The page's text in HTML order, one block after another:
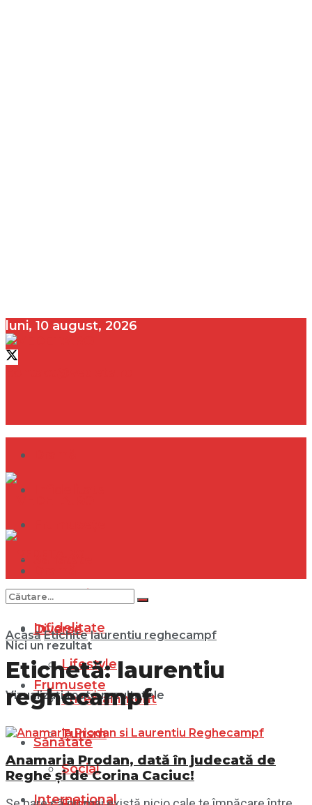
luni, 10 august, 2026
Internațional
Diverse
Lifestyle
Entertainment
Turism
Social
Infidelitate
Frumusețe
Sănătate
Internațional
Nici un rezultat
Vizualizați toate rezultatele
Acasă Etichite laurentiu reghecampf
Etichetă:laurentiu
reghecampf
Anamaria Prodan, dată în judecată de
Reghe și de Corina Caciuc!